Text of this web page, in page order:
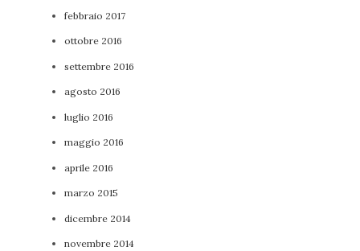
febbraio 2017
ottobre 2016
settembre 2016
agosto 2016
luglio 2016
maggio 2016
aprile 2016
marzo 2015
dicembre 2014
novembre 2014